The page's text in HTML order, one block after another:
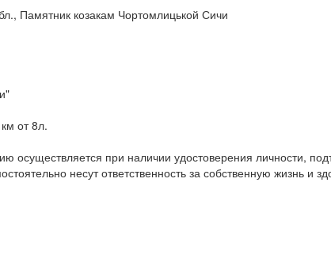
Памятник козакам Чортомлицькой Сичи
от 8л.
осуществляется при наличии удостоверения личности,
несут ответственность за собственную жизнь и